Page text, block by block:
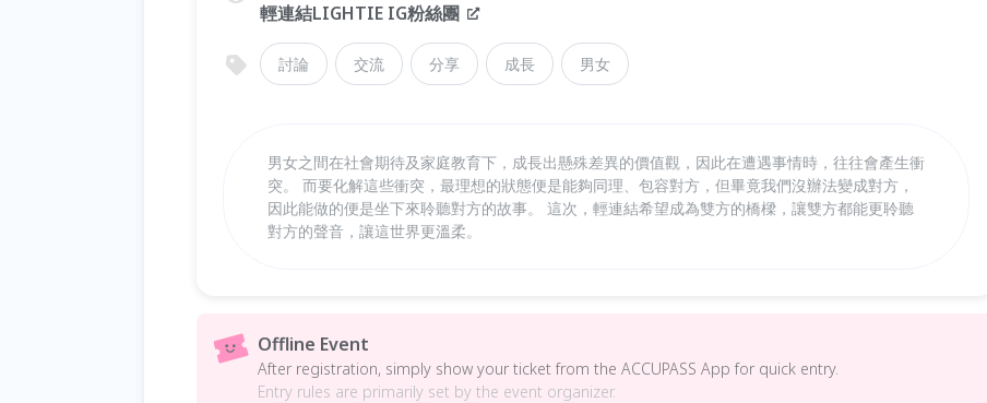
輕連結LIGHTIE IG粉絲團
討論 交流 分享 成長 男女
男女之間在社會期待及家庭教育下，成長出懸殊差異的價值觀，因此在遭遇事情時，往往會產生衝
突。 而要化解這些衝突，最理想的狀態便是能夠同理、包容對方，但畢竟我們沒辦法變成對方，
因此能做的便是坐下來聆聽對方的故事。 這次，輕連結希望成為雙方的橋樑，讓雙方都能更聆聽
對方的聲音，讓這世界更溫柔。
Offline Event
After registration, simply show your ticket from the ACCUPASS App for quick entry.
Entry rules are primarily set by the event organizer.